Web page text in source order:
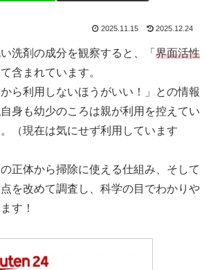
2025.11.15 2025.12.24
洗剤の成分を観察すると、「 界面活性
含まれています。
ら利用しないほうがいい！」との情報
身も幼少のころは親が利用を控えてい
（現在は気にせず利用しています
正体から掃除に使える仕組み、そして
を改めて調査し、科学の目でわかりや
す！